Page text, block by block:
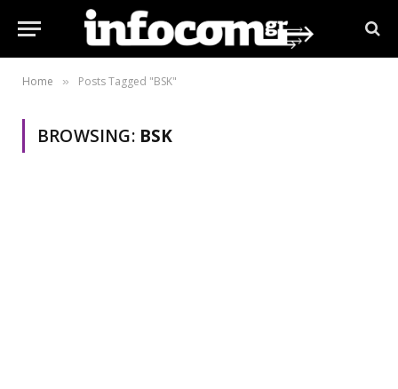
Home » Posts Tagged "BSK"
BROWSING: BSK